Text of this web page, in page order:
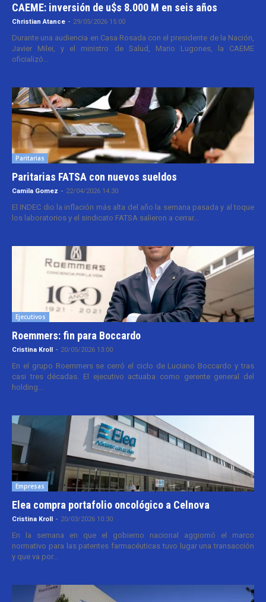
CAEME: inversión de u$s 8.000 M en seis años
Christian Atance - 29/05/2026 15:00
Durante una audiencia en Casa Rosada con el presidente de la Nación,
Javier Milei, y el ministro de Salud, Mario Lugones, la CAEME
oficializó...
Paritarias
Paritarias FATSA con nuevos sueldos
Camila Gomez - 22/04/2026 14:30
El INDEC dio la inflación más alta del año la semana pasada y al toque
los laboratorios y el sindicato FATSA salieron a cerrar...
Ejecutivos
Roemmers: fin para Boccardo
Cristina Kroll - 20/05/2026 13:00
En el grupo Roemmers se cerró el ciclo de Luciano Boccardo y tras
casi tres décadas. El ejecutivo actuaba como gerente general del
holding...
Empresas
Elea compra portafolio oncológico a Celnova
Cristina Kroll - 20/03/2026 10:30
En la semana en que el gobierno nacional aggiornó el marco
normativo para las patentes farmacéuticas tuvo lugar una transacción
y que va por...